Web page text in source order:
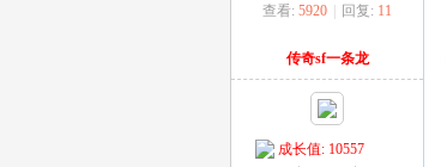
› ›
查看: 5920 回复: 11
传奇sf一条龙
成长值: 10557